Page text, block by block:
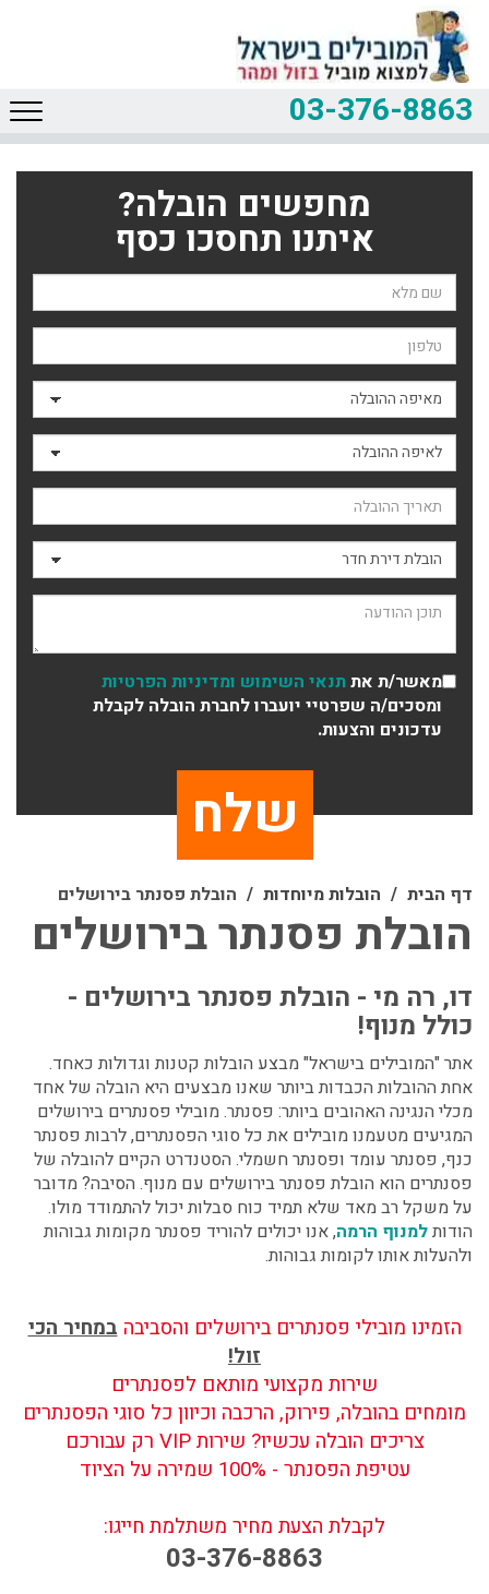
03-376-8863
מחפשים הובלה?
איתנו תחסכו כסף
שם השולח
טלפון
מאיפה ההובלה
לאיפה ההובלה
תאריך ההובלה
סוג ההובלה
תוכן ההודעה
מאשר/ת אתתנאי השימוש ומדיניות הפרטיות
ומסכים/ה שפרטיי יועברו לחברת הובלה לקבלת
עדכונים והצעות.
דף הבית הובלות מיוחדות הובלת פסנתר בירושלים
הובלת פסנתר בירושלים
דו, רה מי - הובלת פסנתר בירושלים -
כולל מנוף!
אתר "המובילים בישראל" מבצע הובלות קטנות וגדולות כאחד.
אחת ההובלות הכבדות ביותר שאנו מבצעים היא הובלה של אחד
מכלי הנגינה האהובים ביותר: פסנתר.מובילי פסנתרים בירושלים
המגיעים מטעמנו מובילים את כל סוגי הפסנתרים, לרבות פסנתר
כנף, פסנתר עומד ופסנתר חשמלי. הסטנדרט הקיים להובלה של
פסנתרים הוא הובלת פסנתר בירושלים עם מנוף. הסיבה? מדובר
על משקל רב מאד שלא תמיד כוח סבלות יכול להתמודד מולו.
הודותלמנוף הרמה, אנו יכולים להוריד פסנתר מקומות גבוהות
ולהעלות אותו לקומות גבוהות.
הזמינו מובילי פסנתרים בירושלים והסביבהבמחיר הכי
זול!
שירות מקצועי מותאם לפסנתרים
מומחים בהובלה, פירוק, הרכבה וכיוון כל סוגי הפסנתרים
צריכים הובלה עכשיו? שירות VIP רק עבורכם
עטיפת הפסנתר - 100% שמירה על הציוד
לקבלת הצעת מחיר משתלמת חייגו:
03-376-8863